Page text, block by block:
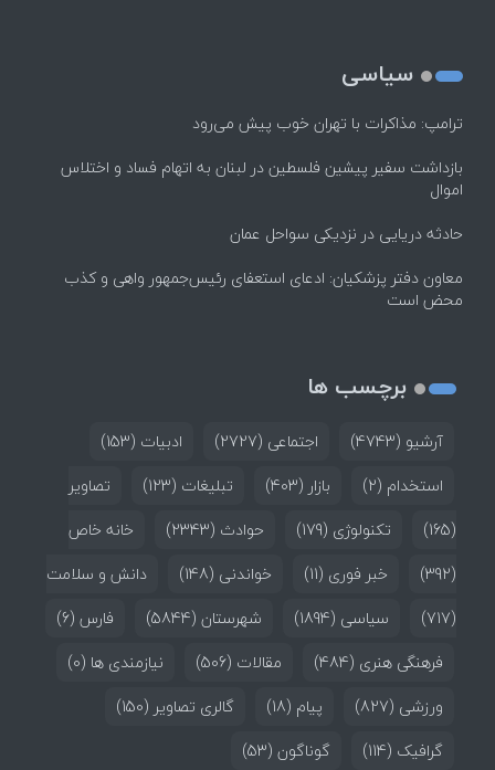
سیاسی
ترامپ: مذاکرات با تهران خوب پیش می‌رود
بازداشت سفیر پیشین فلسطین در لبنان به اتهام فساد و اختلاس
اموال
حادثه دریایی در نزدیکی سواحل عمان
معاون دفتر پزشکیان: ادعای استعفای رئیس‌جمهور واهی و کذب
محض است
برچسب ها
آرشیو (4743) اجتماعی (2727) ادبیات (153)
استخدام (2) بازار (403) تبلیغات (123)
تصاویر
(165)
تکنولوژی (179) حوادث (2343)
خانه خاص
(392)
خبر فوری (11) خواندنی (148)
دانش و سلامت
(717)
سیاسی (1894) شهرستان (5844) فارس (6)
فرهنگی هنری (484) مقالات (506) نیازمندی ها (0)
ورزشی (827) پیام (18) گالری تصاویر (150)
گرافیک (114) گوناگون (53)